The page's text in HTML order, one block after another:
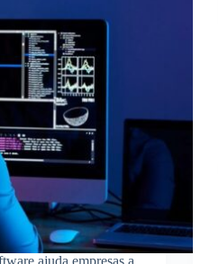
ajuda empresas a